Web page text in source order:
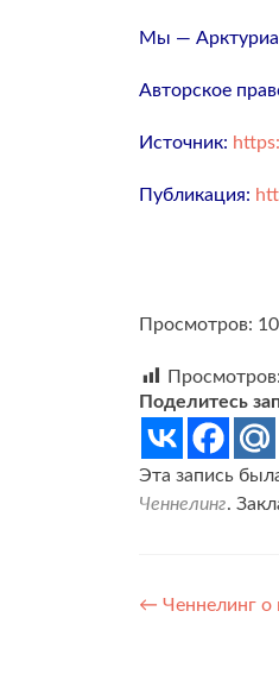
Мы —
Авторское
Источник:
Публикация:
Просмотров:
Просмотров:
Поделитесь
Эта запись
Ченнелинг.
← Ченнелинг о